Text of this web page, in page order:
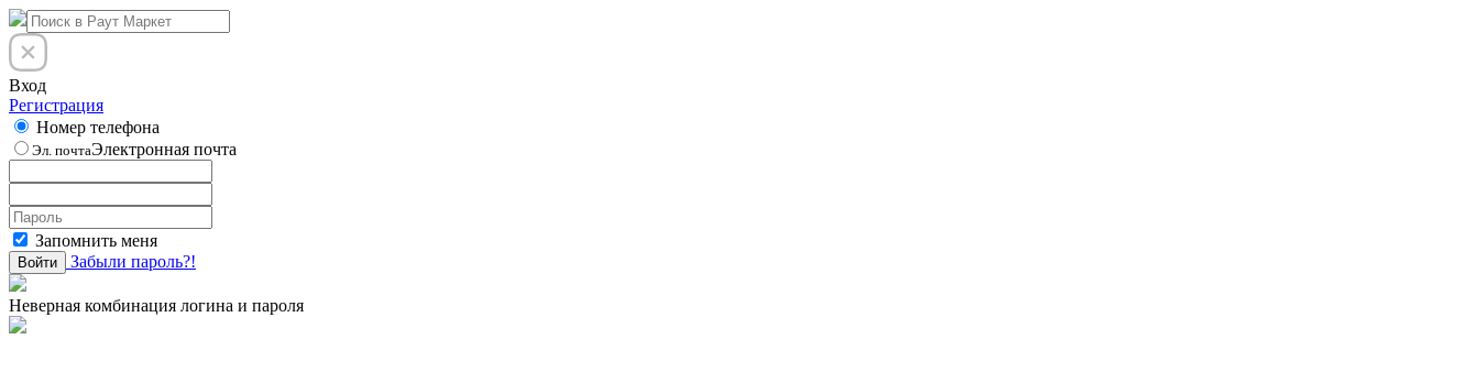
Вход
Регистрация
Номер телефона
Эл. почтаЭлектронная почта
Запомнить меня
Войти Забыли пароль?!
Неверная комбинация логина и пароля